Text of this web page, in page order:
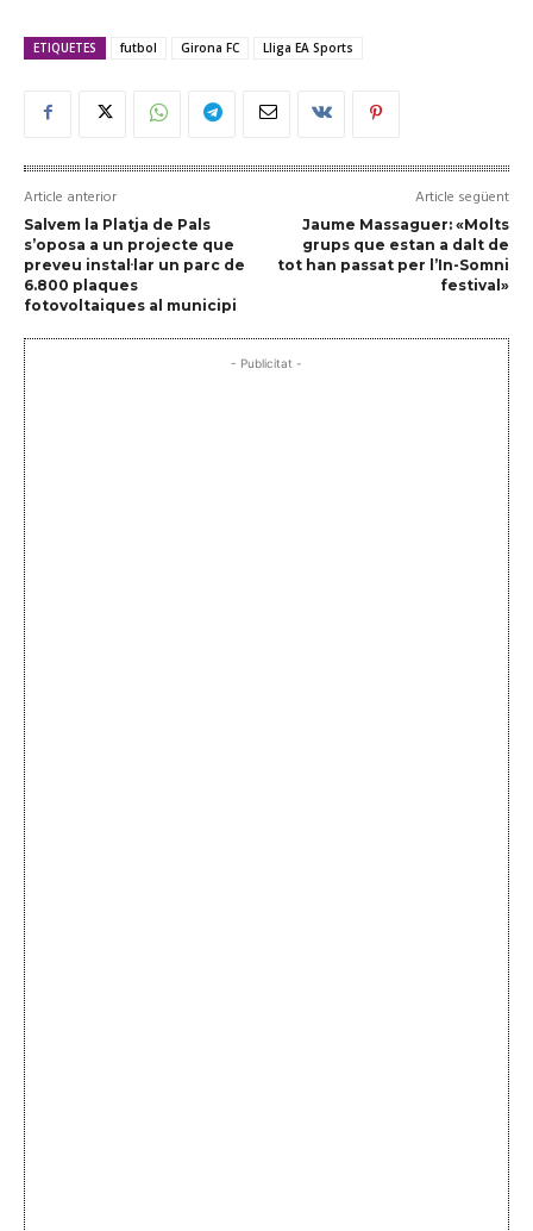
ETIQUETES futbol Girona FC Lliga EA Sports
Article anterior
Salvem la Platja de Pals
s’oposa a un projecte que
preveu instal·lar un parc de
6.800 plaques
fotovoltaiques al municipi
Article següent
Jaume Massaguer: «Molts
grups que estan a dalt de
tot han passat per l’In-Somni
festival»
- Publicitat -